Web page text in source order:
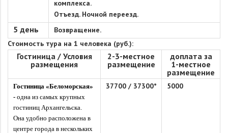
комплекса.
Отъезд. Ночной переезд.
5 день
Возвращение.
Стоимость тура на 1 человека (руб.):
Гостиница / Условия
размещения
2-3-местное
размещение
доплата за
1-местное
размещение
Гостиница «Беломорская»
- одна из самых крупных
гостиниц Архангельска.
Она удобно расположена в
центре города в нескольких
37700 / 37300* 5000